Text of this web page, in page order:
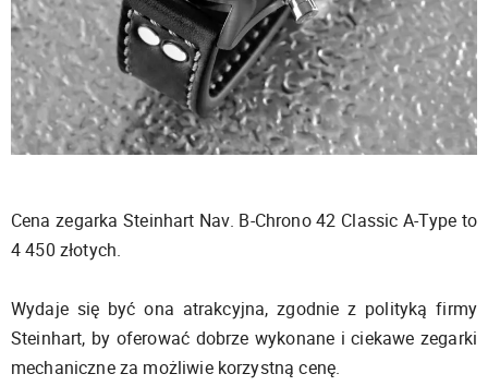
Cena zegarka Steinhart Nav. B-Chrono 42 Classic A-Type to
4 450 złotych.
Wydaje się być ona atrakcyjna, zgodnie z polityką firmy
Steinhart, by oferować dobrze wykonane i ciekawe zegarki
mechaniczne za możliwie korzystną cenę.